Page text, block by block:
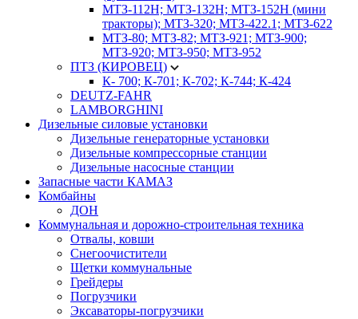
МТЗ-112Н; МТЗ-132Н; МТЗ-152Н (мини
тракторы); МТЗ-320; МТЗ-422.1; МТЗ-622
МТЗ-80; МТЗ-82; МТЗ-921; МТЗ-900;
МТЗ-920; МТЗ-950; МТЗ-952
ПТЗ (КИРОВЕЦ)
К- 700; К-701; К-702; К-744; К-424
DEUTZ-FAHR
LAMBORGHINI
Дизельные силовые установки
Дизельные генераторные установки
Дизельные компрессорные станции
Дизельные насосные станции
Запасные части КАМАЗ
Комбайны
ДОН
Коммунальная и дорожно-строительная техника
Отвалы, ковши
Снегоочистители
Щетки коммунальные
Грейдеры
Погрузчики
Эксаваторы-погрузчики